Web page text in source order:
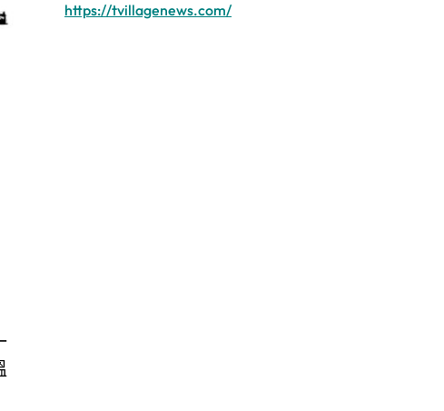
https://tvillagenews.com/